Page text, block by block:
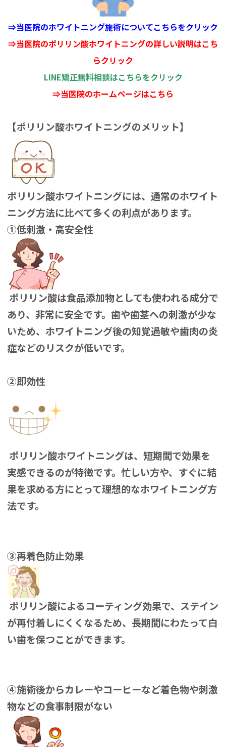
⇒当医院のホワイトニング施術についてこちらをクリック
⇒当医院のポリリン酸ホワイトニングの詳しい説明はこち
らクリック
LINE矯正無料相談はこちらをクリック
⇒当医院のホームページはこちら
【ポリリン酸ホワイトニングのメリット】
ポリリン酸ホワイトニングには、通常のホワイト
ニング方法に比べて多くの利点があります。
①低刺激・高安全性
ポリリン酸は食品添加物としても使われる成分で
あり、非常に安全です。歯や歯茎への刺激が少な
いため、ホワイトニング後の知覚過敏や歯肉の炎
症などのリスクが低いです。
②即効性
ポリリン酸ホワイトニングは、短期間で効果を
実感できるのが特徴です。忙しい方や、すぐに結
果を求める方にとって理想的なホワイトニング方
法です。
③再着色防止効果
ポリリン酸によるコーティング効果で、ステイン
が再付着しにくくなるため、長期間にわたって白
い歯を保つことができます。
④施術後からカレーやコーヒーなど着色物や刺激
物などの食事制限がない